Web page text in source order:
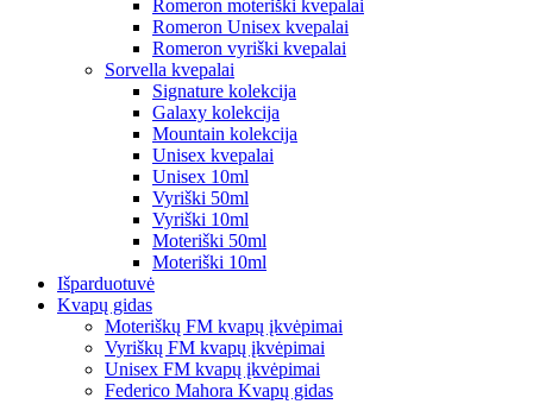
Romeron moteriški kvepalai
Romeron Unisex kvepalai
Romeron vyriški kvepalai
Sorvella kvepalai
Signature kolekcija
Galaxy kolekcija
Mountain kolekcija
Unisex kvepalai
Unisex 10ml
Vyriški 50ml
Vyriški 10ml
Moteriški 50ml
Moteriški 10ml
Išparduotuvė
Kvapų gidas
Moteriškų FM kvapų įkvėpimai
Vyriškų FM kvapų įkvėpimai
Unisex FM kvapų įkvėpimai
Federico Mahora Kvapų gidas